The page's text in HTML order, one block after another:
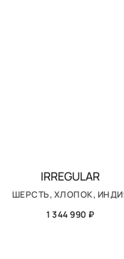
IRREGULAR
ШЕРСТЬ, ХЛОПОК,
1 344 990 ₽